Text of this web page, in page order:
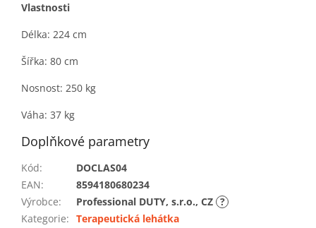
Vlastnosti
Délka: 224 cm
Šířka: 80 cm
Nosnost: 250 kg
Váha: 37 kg
Doplňkové parametry
Kód:
DOCLAS04
EAN:
8594180680234
Výrobce: Professional DUTY, s.r.o., CZ ?
Kategorie: Terapeutická lehátka